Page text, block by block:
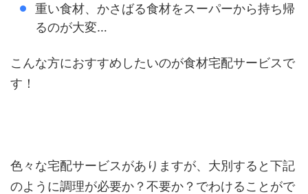
重い食材、かさばる食材をスーパーから持ち帰
るのが大変…
こんな方におすすめしたいのが食材宅配サービスで
す！
色々な宅配サービスがありますが、大別すると下記
のように調理が必要か？不要か？でわけることがで